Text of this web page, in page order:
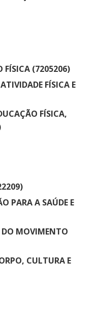
FÍSICA (7205206)
FÍSICA E
FÍSICA,
PARA A SAÚDE E
DO MOVIMENTO
CULTURA E